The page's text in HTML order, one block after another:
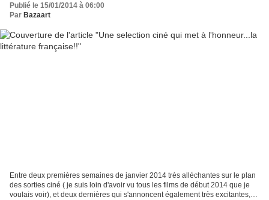
Publié le 15/01/2014 à 06:00
Par Bazaart
Entre deux premières semaines de janvier 2014 très alléchantes sur le plan
des sorties ciné ( je suis loin d'avoir vu tous les films de début 2014 que je
voulais voir), et deux dernières qui s'annoncent également très excitantes,